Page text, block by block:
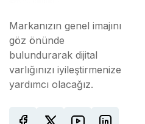
Markanızın genel imajını
göz önünde
bulundurarak dijital
varlığınızı iyileştirmenize
yardımcı olacağız.